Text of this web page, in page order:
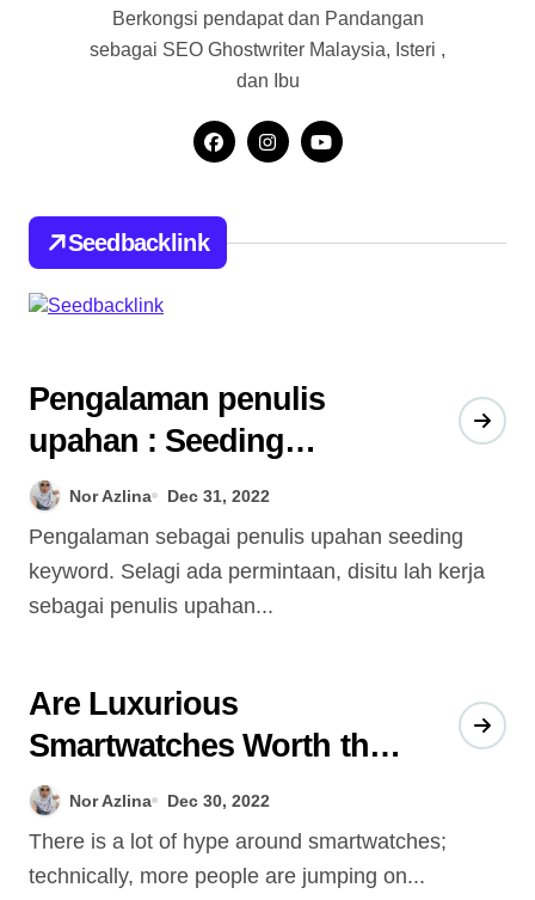
Berkongsi pendapat dan Pandangan
sebagai SEO Ghostwriter Malaysia, Isteri ,
dan Ibu
Seedbacklink
Pengalaman penulis
upahan : Seeding
Keyword
Nor Azlina Dec 31, 2022
Pengalaman sebagai penulis upahan seeding
keyword. Selagi ada permintaan, disitu lah kerja
sebagai penulis upahan...
Are Luxurious
Smartwatches Worth the
Price?Nor Azlina Dec 30, 2022
There is a lot of hype around smartwatches;
technically, more people are jumping on...